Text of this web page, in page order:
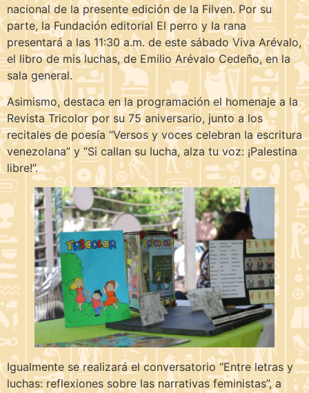
nacional de la presente edición de la Filven. Por su
parte, la Fundación editorial El perro y la rana
presentará a las 11:30 a.m. de este sábado Viva Arévalo,
el libro de mis luchas, de Emilio Arévalo Cedeño, en la
sala general.
Asimismo, destaca en la programación el homenaje a la
Revista Tricolor por su 75 aniversario, junto a los
recitales de poesía “Versos y voces celebran la escritura
venezolana” y “Si callan su lucha, alza tu voz: ¡Palestina
libre!”.
Igualmente se realizará el conversatorio “Entre letras y
luchas: reflexiones sobre las narrativas feministas”, a